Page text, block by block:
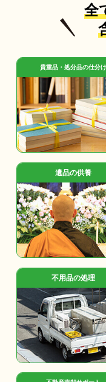
全
貴重品・処分品の仕分け
遺品の供養
不用品の処理